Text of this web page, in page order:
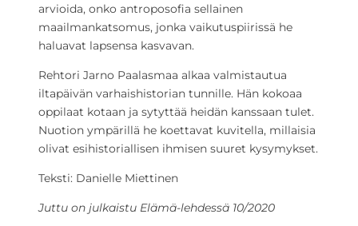
arvioida, onko antroposofia sellainen
maailmankatsomus, jonka vaikutuspiirissä he
haluavat lapsensa kasvavan.
Rehtori Jarno Paalasmaa alkaa valmistautua
iltapäivän varhaishistorian tunnille. Hän kokoaa
oppilaat kotaan ja sytyttää heidän kanssaan tulet.
Nuotion ympärillä he koettavat kuvitella, millaisia
olivat esihistoriallisen ihmisen suuret kysymykset.
Teksti: Danielle Miettinen
Juttu on julkaistu Elämä-lehdessä 10/2020